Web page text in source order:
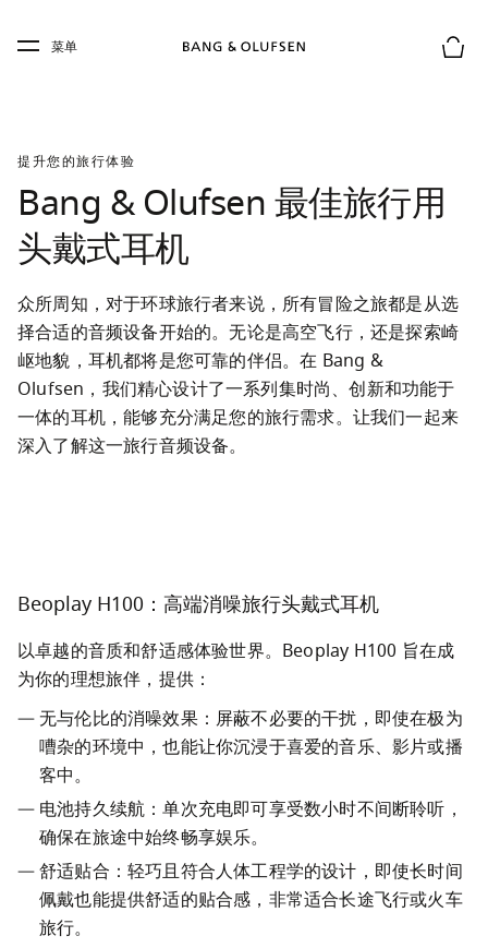
Skip to main footer
菜单
提升您的旅行体验
Bang & Olufsen 最佳旅行用
头戴式耳机
众所周知，对于环球旅行者来说，所有冒险之旅都是从选
择合适的音频设备开始的。无论是高空飞行，还是探索崎
岖地貌，耳机都将是您可靠的伴侣。在 Bang &
Olufsen，我们精心设计了一系列集时尚、创新和功能于
一体的耳机，能够充分满足您的旅行需求。让我们一起来
深入了解这一旅行音频设备。
Beoplay H100：高端消噪旅行头戴式耳机
以卓越的音质和舒适感体验世界。Beoplay H100 旨在成
为你的理想旅伴，提供：
无与伦比的消噪效果：屏蔽不必要的干扰，即使在极为
嘈杂的环境中，也能让你沉浸于喜爱的音乐、影片或播
客中。
电池持久续航：单次充电即可享受数小时不间断聆听，
确保在旅途中始终畅享娱乐。
舒适贴合：轻巧且符合人体工程学的设计，即使长时间
佩戴也能提供舒适的贴合感，非常适合长途飞行或火车
旅行。